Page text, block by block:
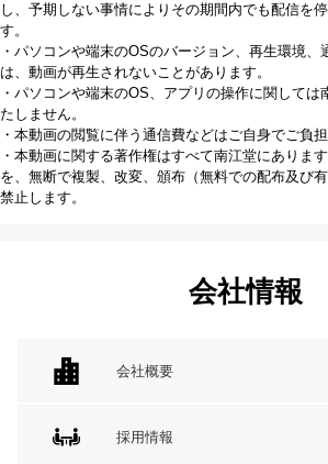
し、予期しない事情によりその期間内でも配信を
す。
・パソコンや端末のOSのバージョン、再生環境、
は、動画が再生されないことがあります。
・パソコンや端末のOS、アプリの操作に関して
たしません。
・本動画の閲覧に伴う通信費などはご自身でご負担
・本動画に関する著作権はすべて南江堂にありま
を、無断で複製、改変、頒布（無料での配布及び
禁止します。
会社情報
会社概要
採用情報